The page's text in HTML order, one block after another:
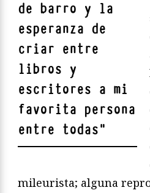
de barro y la
esperanza de
criar entre
libros y
escritores a mi
favorita persona
entre todas"
mileurista; alguna